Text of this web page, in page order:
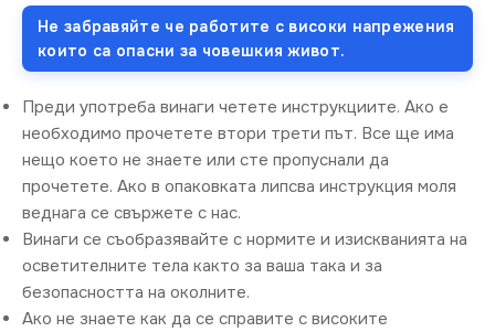
Не забравяйте че работите с високи напрежения
които са опасни за човешкия живот.
Преди употреба винаги четете инструкциите. Ако е
необходимо прочетете втори трети път. Все ще има
нещо което не знаете или сте пропуснали да
прочетете. Ако в опаковката липсва инструкция моля
веднага се свържете с нас.
Винаги се съобразявайте с нормите и изискванията на
осветителните тела както за ваша така и за
безопасността на околните.
Ако не знаете как да се справите с високите